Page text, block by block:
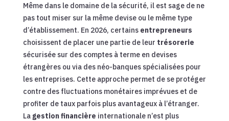
Même dans le domaine de la sécurité, il est sage de ne
pas tout miser sur la même devise ou le même type
d’établissement. En 2026, certains entrepreneurs
choisissent de placer une partie de leur trésorerie
sécurisée sur des comptes à terme en devises
étrangères ou via des néo-banques spécialisées pour
les entreprises. Cette approche permet de se protéger
contre des fluctuations monétaires imprévues et de
profiter de taux parfois plus avantageux à l’étranger.
La gestion financière internationale n’est plus